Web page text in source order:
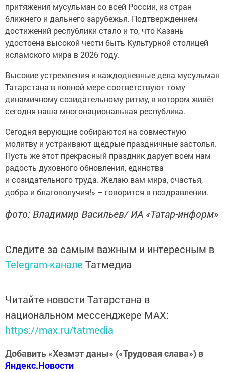
притяжения мусульман со всей России, из стран
ближнего и дальнего зарубежья. Подтверждением
достижений республики стало и то, что Казань
удостоена высокой чести быть Культурной столицей
исламского мира в 2026 году.
Высокие устремления и каждодневные дела мусульман
Татарстана в полной мере соответствуют тому
динамичному созидательному ритму, в котором живёт
сегодня наша многонациональная республика.
Сегодня верующие собираются на совместную
молитву и устраивают щедрые праздничные застолья.
Пусть же этот прекрасный праздник дарует всем нам
радость духовного обновления, единства
и созидательного труда. Желаю вам мира, счастья,
добра и благополучия!» – говорится в поздравлении.
фото: Владимир Васильев/ ИА «Татар-информ»
Следите за самым важным и интересным в
Telegram-канале Татмедиа
Читайте новости Татарстана в
национальном мессенджере MАХ:
https://max.ru/tatmedia
Добавить «Хезмэт даны» («Трудовая слава») в
Яндекс.Новости